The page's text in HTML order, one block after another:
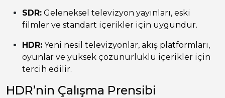
SDR: Geleneksel televizyon yayınları, eski
filmler ve standart içerikler için uygundur.
HDR: Yeni nesil televizyonlar, akış platformları,
oyunlar ve yüksek çözünürlüklü içerikler için
tercih edilir.
HDR’nin Çalışma Prensibi